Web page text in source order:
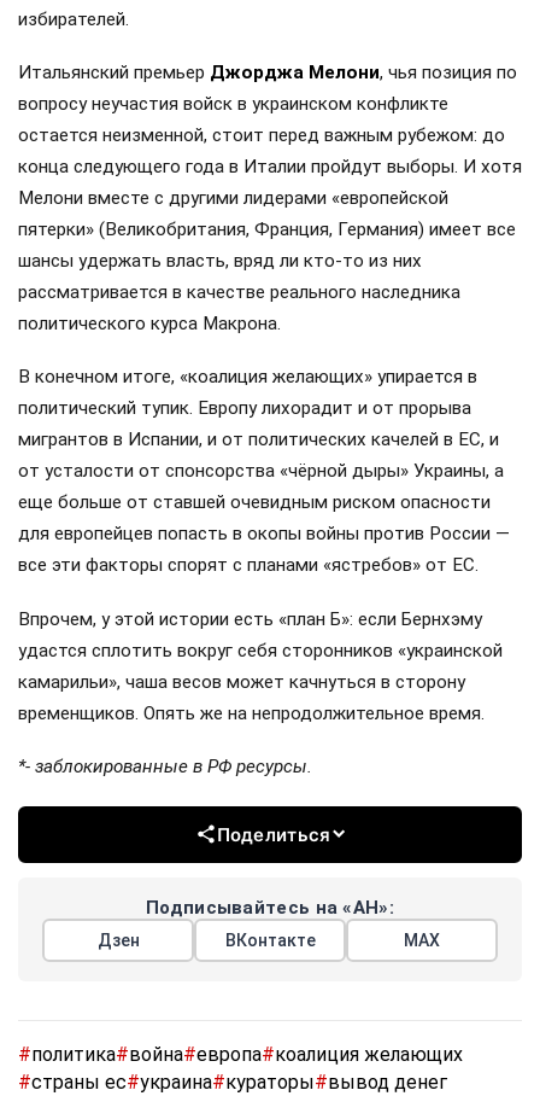
избирателей.
Итальянский премьер Джорджа Мелони, чья позиция по
вопросу неучастия войск в украинском конфликте
остается неизменной, стоит перед важным рубежом: до
конца следующего года в Италии пройдут выборы. И хотя
Мелони вместе с другими лидерами «европейской
пятерки» (Великобритания, Франция, Германия) имеет все
шансы удержать власть, вряд ли кто-то из них
рассматривается в качестве реального наследника
политического курса Макрона.
В конечном итоге, «коалиция желающих» упирается в
политический тупик. Европу лихорадит и от прорыва
мигрантов в Испании, и от политических качелей в ЕС, и
от усталости от спонсорства «чёрной дыры» Украины, а
еще больше от ставшей очевидным риском опасности
для европейцев попасть в окопы войны против России —
все эти факторы спорят с планами «ястребов» от ЕС.
Впрочем, у этой истории есть «план Б»: если Бернхэму
удастся сплотить вокруг себя сторонников «украинской
камарильи», чаша весов может качнуться в сторону
временщиков. Опять же на непродолжительное время.
*- заблокированные в РФ ресурсы.
Поделиться
Подписывайтесь на «АН»:
Дзен ВКонтакте МАХ
#политика#война#европа#коалиция желающих
#страны ес#украина#кураторы#вывод денег